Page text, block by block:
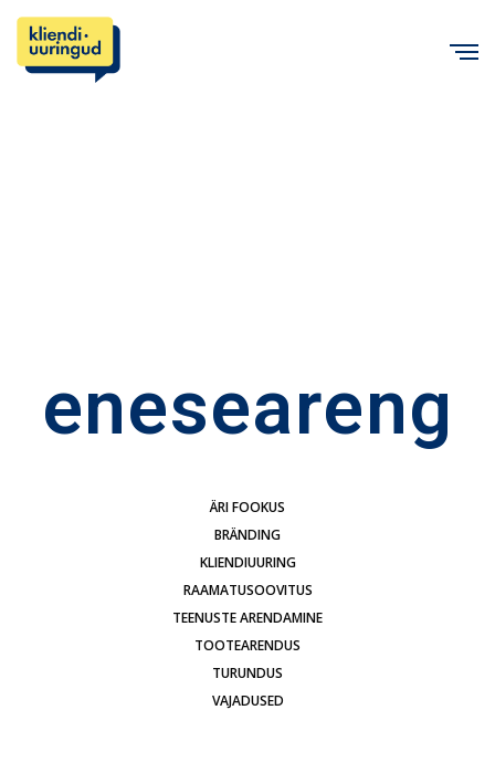
eneseareng
ÄRI FOOKUS
BRÄNDING
KLIENDIUURING
RAAMATUSOOVITUS
TEENUSTE ARENDAMINE
TOOTEARENDUS
TURUNDUS
VAJADUSED